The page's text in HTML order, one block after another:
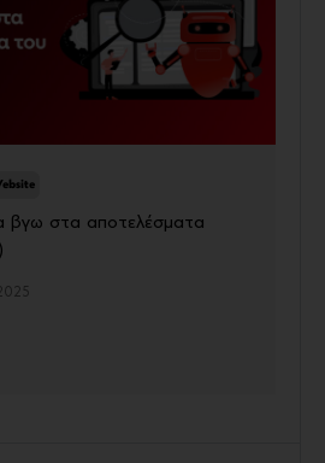
βγω στα αποτελέσματα